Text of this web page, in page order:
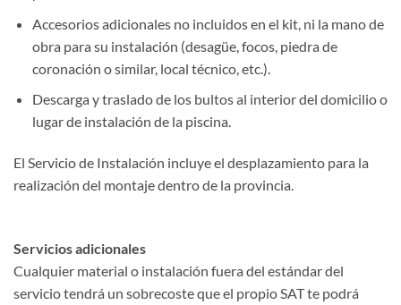
Accesorios adicionales no incluidos en el kit, ni la mano de
obra para su instalación (desagüe, focos, piedra de
coronación o similar, local técnico, etc.).
Descarga y traslado de los bultos al interior del domicilio o
lugar de instalación de la piscina.
El Servicio de Instalación incluye el desplazamiento para la
realización del montaje dentro de la provincia.
Servicios adicionales
Cualquier material o instalación fuera del estándar del
servicio tendrá un sobrecoste que el propio SAT te podrá